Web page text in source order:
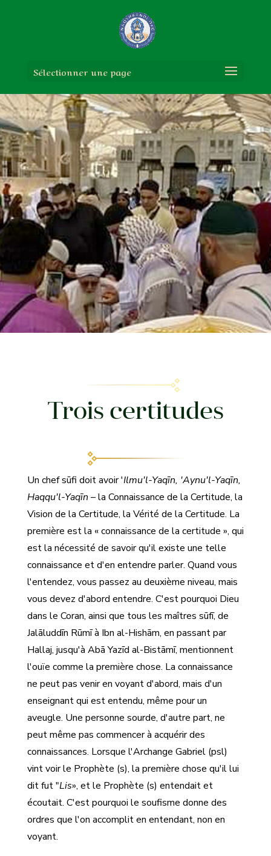
Sélectionner une page
Trois certitudes
Un chef sūfi doit avoir 'Ilmu'l-Yaqīn, 'Aynu'l-Yaqīn,
Haqqu'l-Yaqīn – la Connaissance de la Certitude, la
Vision de la Certitude, la Vérité de la Certitude. La
première est la « connaissance de la certitude », qui
est la nécessité de savoir qu'il existe une telle
connaissance et d'en entendre parler. Quand vous
l'entendez, vous passez au deuxième niveau, mais
vous devez d'abord entendre. C'est pourquoi Dieu
dans le Coran, ainsi que tous les maîtres sūfī, de
Jalāluddīn Rūmī à Ibn al-Hishām, en passant par
Hallaj, jusqu'à Abā Yazīd al-Bistāmī, mentionnent
l'ouïe comme la première chose. La connaissance
ne peut pas venir en voyant d'abord, mais d'un
enseignant qui est entendu, même pour un
aveugle. Une personne sourde, d'autre part, ne
peut même pas commencer à acquérir des
connaissances. Lorsque l'Archange Gabriel (psl)
vint voir le Prophète (s), la première chose qu'il lui
dit fut "Lis», et le Prophète (s) entendait et
écoutait. C'est pourquoi le soufisme donne des
ordres que l'on accomplit en entendant, non en
voyant.